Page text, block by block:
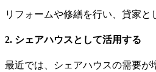
リフォームや修繕を行い、貸家
2. シェアハウスとして活用する
最近では、シェアハウスの需要が